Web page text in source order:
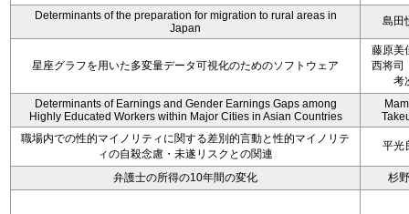
Determinants of the preparation for migration to rural areas in
Japan
島田
星座グラフを用いた多変量データ可視化のためのソフトウェア
藤原美
西将司
考
Determinants of Earnings and Gender Earnings Gaps among
Highly Educated Workers within Major Cities in Asian Countries
職場内での性的マイノリティに関する差別的言動と性的マイノリテ
ィの自殺念慮・未遂リスクとの関連
平光
弁護士の所得の10年間の変化 杉